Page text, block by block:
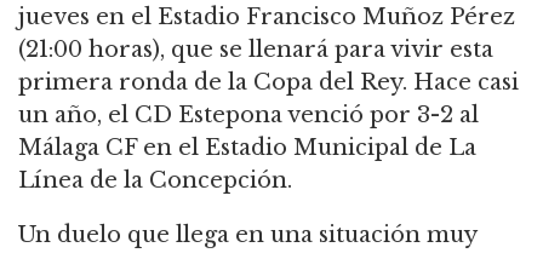
jueves en el Estadio Francisco Muñoz Pérez
(21:00 horas), que se llenará para vivir esta
primera ronda de la Copa del Rey. Hace casi
un año, el CD Estepona venció por 3-2 al
Málaga CF en el Estadio Municipal de La
Línea de la Concepción.
Un duelo que llega en una situación muy